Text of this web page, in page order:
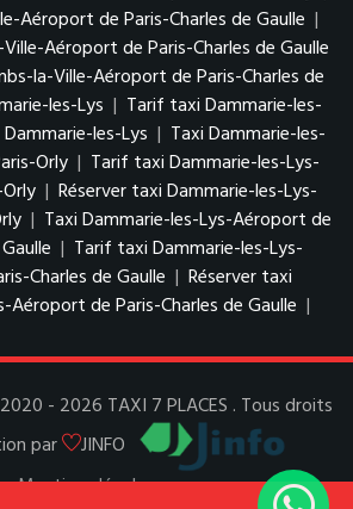
Aéroport de Paris-Charles de Gaulle |
Aéroport de Paris-Charles de Gaulle
la-Ville-Aéroport de Paris-Charles de
les-Lys | Tarif taxi Dammarie-les-
les-Lys | Taxi Dammarie-les-
Orly | Tarif taxi Dammarie-les-Lys-
| Réserver taxi Dammarie-les-Lys-
| Taxi Dammarie-les-Lys-Aéroport de
| Tarif taxi Dammarie-les-Lys-
Charles de Gaulle | Réserver taxi
Aéroport de Paris-Charles de Gaulle |
- 2026 TAXI 7 PLACES . Tous droits
par
JINFO
Mentions légales